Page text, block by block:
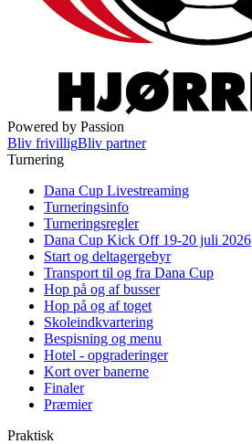
Powered by Passion
Bliv frivilligBliv partner
Turnering
Dana Cup Livestreaming
Turneringsinfo
Turneringsregler
Dana Cup Kick Off 19-20 juli 2026
Start og deltagergebyr
Transport til og fra Dana Cup
Hop på og af busser
Hop på og af toget
Skoleindkvartering
Bespisning og menu
Hotel - opgraderinger
Kort over banerne
Finaler
Præmier
Praktisk